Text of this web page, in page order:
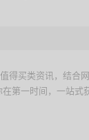
得买类资讯，结合
第一时间，一站式